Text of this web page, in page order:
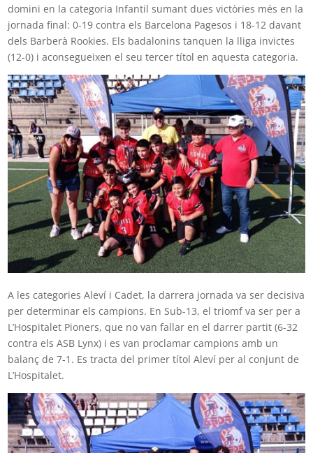
domini en la categoria Infantil sumant dues victòries més en la
jornada final: 0-19 contra els Barcelona Pagesos i 18-12 davant
dels Barberà Rookies. Els badalonins tanquen la lliga invictes
(12-0) i aconsegueixen el seu tercer títol en aquesta categoria.
A les categories Aleví i Cadet, la darrera jornada va ser decisiva
per determinar els campions. En Sub-13, el triomf va ser per a
L’Hospitalet Pioners, que no van fallar en el darrer partit (6-32
contra els ASB Lynx) i es van proclamar campions amb un
balanç de 7-1. Es tracta del primer títol Aleví per al conjunt de
L’Hospitalet.